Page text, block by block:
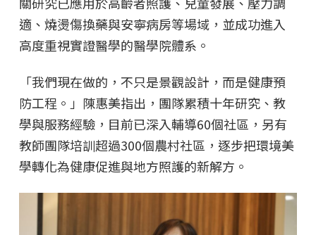
適、燒燙傷換藥與安寧病房等場域，並成功進入
高度重視實證醫學的醫學院體系。
「我們現在做的，不只是景觀設計，而是健康預
防工程。」陳惠美指出，團隊累積十年研究、教
學與服務經驗，目前已深入輔導60個社區，另有
教師團隊培訓超過300個農村社區，逐步把環境美
學轉化為健康促進與地方照護的新解方。